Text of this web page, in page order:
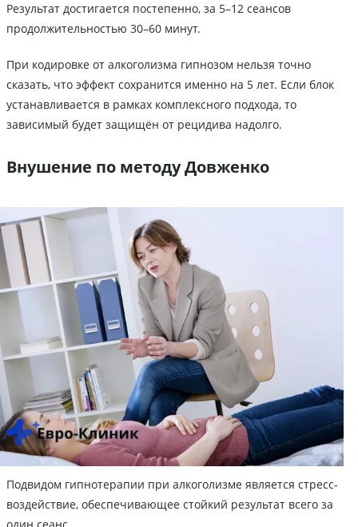
Результат достигается постепенно, за 5–12 сеансов
продолжительностью 30–60 минут.
При кодировке от алкоголизма гипнозом нельзя точно
сказать, что эффект сохранится именно на 5 лет. Если блок
устанавливается в рамках комплексного подхода, то
зависимый будет защищён от рецидива надолго.
Внушение по методу Довженко
Подвидом гипнотерапии при алкоголизме является стресс-
воздействие, обеспечивающее стойкий результат всего за